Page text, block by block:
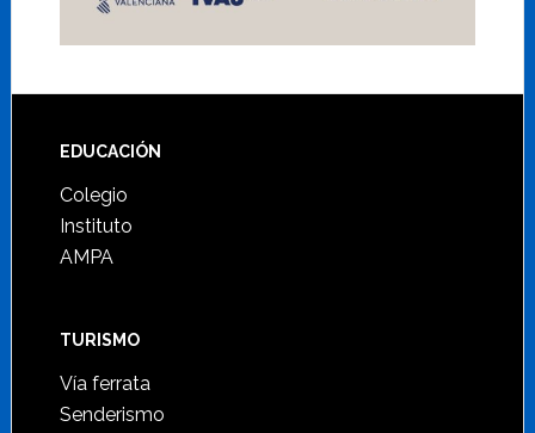
Footer
EDUCACIÓN
Colegio
Instituto
AMPA
TURISMO
Vía ferrata
Senderismo